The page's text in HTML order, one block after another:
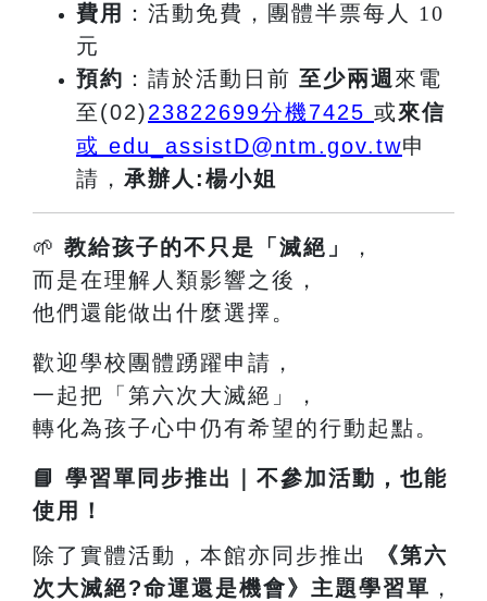
費用 ：活動免費，團體半票每人 10
元
預約 ：請於活動日前 至少兩週 來電
至(02)23822699分機7425 或來信
或 edu_assistD@ntm.gov.tw申
請 ， 承辦人:楊小姐
🌱 教給孩子的不只是「滅絕」
，
而是在理解人類影響之後，
他們還能做出什麼選擇。
歡迎學校團體踴躍申請，
一起把「第六次大滅絕」，
轉化為孩子心中仍有希望的行動起點。
📘 學習單同步推出｜不參加活動，也能
使用！
除了實體活動，本館亦同步推出
《第六
次大滅絕?命運還是機會》主題學習單 ，